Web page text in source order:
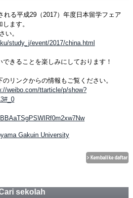
れる平成29（2017）年度日本留学フェア
ます。
い。
study_j/event/2017/china.html
きることを楽しみにしております！
リンクからの情報もご覧ください。
weibo.com/ttarticle/p/show?
Gakuin University
sekolah